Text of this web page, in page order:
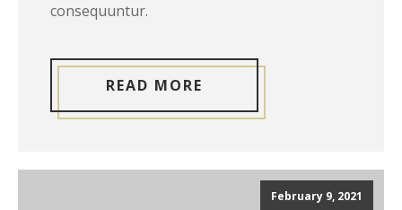
consequuntur.
READ MORE
February 9, 2021